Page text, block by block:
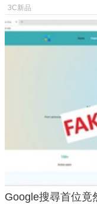
鎖定 AI 應用
3C新品
Google搜尋首位竟